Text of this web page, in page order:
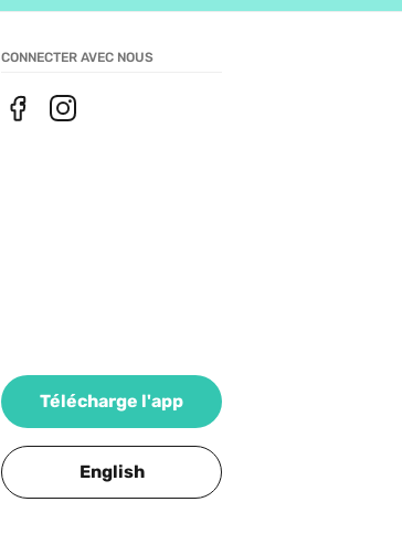
CONNECTER AVEC NOUS
Télécharge l'app
English